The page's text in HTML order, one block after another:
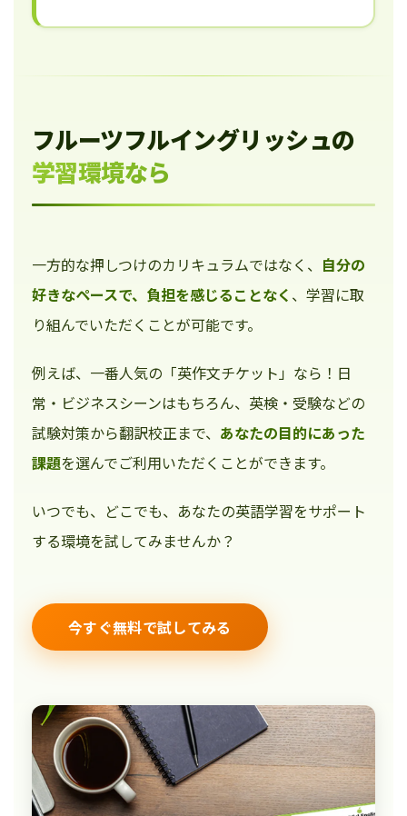
フルーツフルイングリッシュの
学習環境なら
一方的な押しつけのカリキュラムではなく、 自分の
好きなペースで、負担を感じることなく 、学習に取
り組んでいただくことが可能です。
例えば、一番人気の「英作文チケット」なら！日
常・ビジネスシーンはもちろん、英検・受験などの
試験対策から翻訳校正まで、 あなたの目的にあった
課題を選んでご利用いただくことができます。
いつでも、どこでも、あなたの英語学習をサポート
する環境を試してみませんか？
今すぐ無料で試してみる